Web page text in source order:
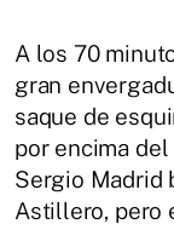
A los 70
gran
saque de
por encima
Sergio Madrid
Astillero, pero